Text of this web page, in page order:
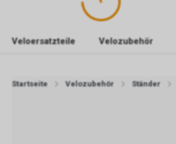
Veloersatzteile Velozubehör
Startseite Velozubehör Ständer